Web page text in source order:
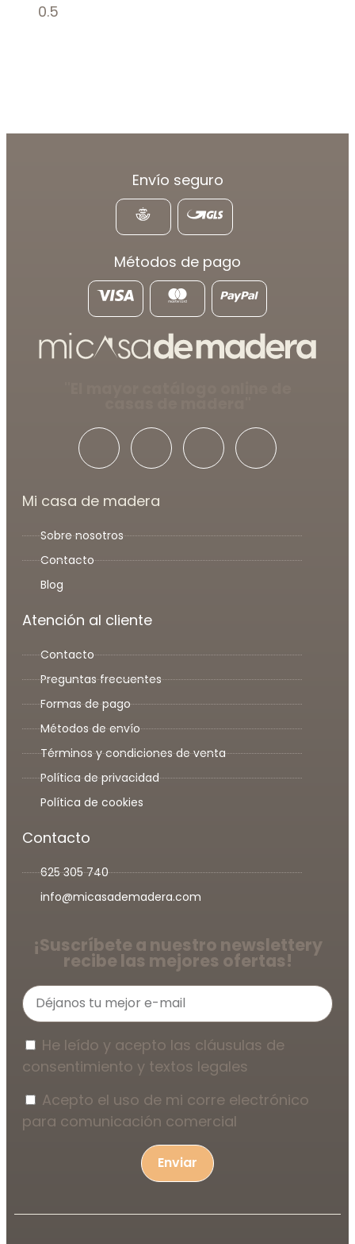
Envío seguro
Métodos de pago
Mi casa de madera
Sobre nosotros
Contacto
Blog
Atención al cliente
Contacto
Preguntas frecuentes
Formas de pago
Métodos de envío
Términos y condiciones de venta
Política de privacidad
Política de cookies
Contacto
625 305 740
info@micasademadera.com
¡Suscríbete a nuestro newslettery
recibe las mejores ofertas!
He leído y acepto las cláusulas de
consentimiento y textos legales
Acepto el uso de mi corre electrónico
para comunicación comercial
Enviar